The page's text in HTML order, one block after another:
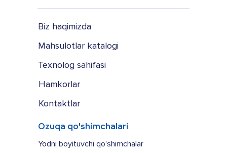
Biz haqimizda
Mahsulotlar katalogi
Texnolog sahifasi
Hamkorlar
Kontaktlar
Yodni boyituvchi qo'shimchalar
Ozuqa qo'shimchalari